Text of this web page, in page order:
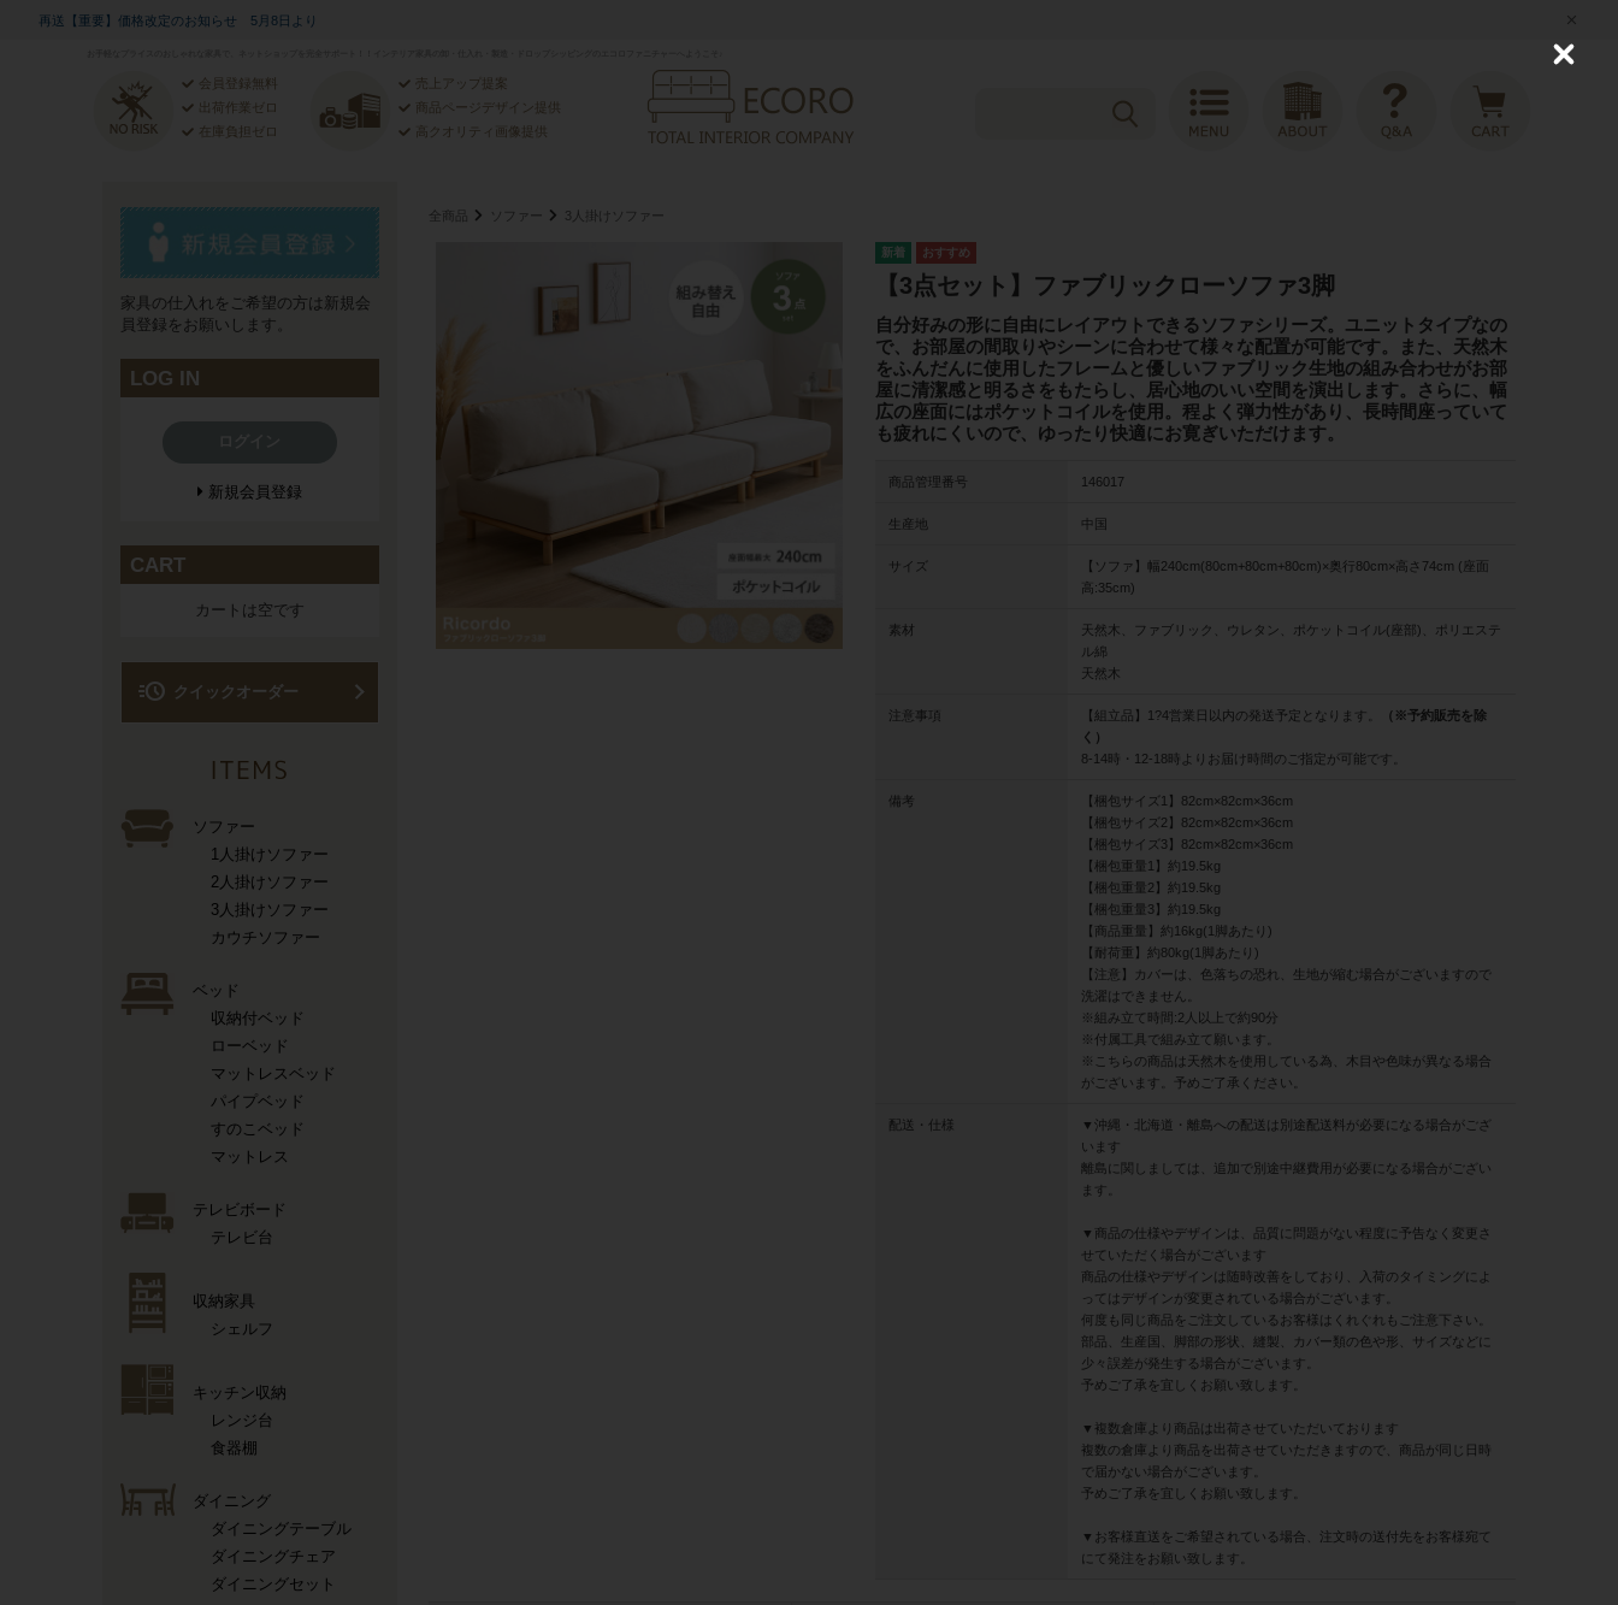
再送【重要】価格改定のお知らせ 5月8日より
会員登録無料
出荷作業ゼロ
在庫負担ゼロ
売上アップ提案
商品ページデザイン提供
高クオリティ画像提供
全商品 ソファー 3人掛けソファー
【3点セット】ファブリックローソファ3脚
自分好みの形に自由にレイアウトできるソファシリーズ。ユニットタイプなの
で、お部屋の間取りやシーンに合わせて様々な配置が可能です。また、天然木
をふんだんに使用したフレームと優しいファブリック生地の組み合わせがお部
屋に清潔感と明るさをもたらし、居心地のいい空間を演出します。さらに、幅
広の座面にはポケットコイルを使用。程よく弾力性があり、長時間座っていて
も疲れにくいので、ゆったり快適にお寛ぎいただけます。
商品管理番号 146017
生産地 中国
サイズ
【ソファ】幅240cm(80cm+80cm+80cm)×奥行80cm×高さ74cm (座面
高:35cm)
素材
天然木、ファブリック、ウレタン、ポケットコイル(座部)、ポリエステ
ル綿
天然木
注意事項 【組立品】1?4営業日以内の発送予定となります。
（※予約販売を除
く）
8-14時・12-18時よりお届け時間のご指定が可能です。
備考
【梱包サイズ1】82cm×82cm×36cm
【梱包サイズ2】82cm×82cm×36cm
【梱包サイズ3】82cm×82cm×36cm
【梱包重量1】約19.5kg
【梱包重量2】約19.5kg
【梱包重量3】約19.5kg
【商品重量】約16kg(1脚あたり)
【耐荷重】約80kg(1脚あたり)
【注意】カバーは、色落ちの恐れ、生地が縮む場合がございますので
洗濯はできません。
※組み立て時間:2人以上で約90分
※付属工具で組み立て願います。
※こちらの商品は天然木を使用している為、木目や色味が異なる場合
がございます。予めご了承ください。
配送・仕様
▼沖縄・北海道・離島への配送は別途配送料が必要になる場合がござ
います
離島に関しましては、追加で別途中継費用が必要になる場合がござい
ます。
▼商品の仕様やデザインは、品質に問題がない程度に予告なく変更さ
せていただく場合がございます
商品の仕様やデザインは随時改善をしており、入荷のタイミングによ
ってはデザインが変更されている場合がございます。
何度も同じ商品をご注文しているお客様はくれぐれもご注意下さい。
部品、生産国、脚部の形状、縫製、カバー類の色や形、サイズなどに
少々誤差が発生する場合がございます。
予めご了承を宜しくお願い致します。
▼複数倉庫より商品は出荷させていただいております
複数の倉庫より商品を出荷させていただきますので、商品が同じ日時
で届かない場合がございます。
予めご了承を宜しくお願い致します。
▼お客様直送をご希望されている場合、注文時の送付先をお客様宛て
にて発注をお願い致します。
家具の仕入れをご希望の方は新規会
員登録をお願いします。
LOG IN
新規会員登録
CART
カートは空です
acute クイックオーダー
ソファー
1人掛けソファー
2人掛けソファー
3人掛けソファー
カウチソファー
ベッド
収納付ベッド
ローベッド
マットレスベッド
パイプベッド
すのこベッド
マットレス
テレビボード
テレビ台
収納家具
シェルフ
キッチン収納
レンジ台
食器棚
ダイニング
ダイニングテーブル
ダイニングチェア
ダイニングセット
C